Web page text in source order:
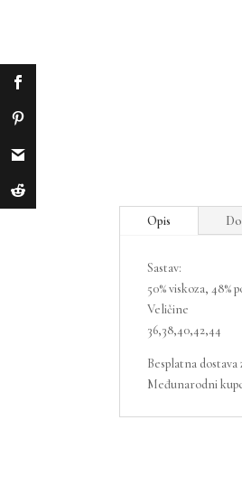
Opis
Sastav:
50% viskoza, 48%
Veličine
36,38,40,42,44
Besplatna
Međunarodni